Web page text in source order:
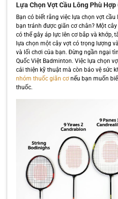
Lựa Chọn Vợt Cầu Lông Phù
Bạn có biết rằng việc lựa chọn vợt
bạn tránh được giãn cơ chân? Một
có thể gây áp lực lên cơ bắp và khớp,
lựa chọn một cây vợt có trọng lượng
và lối chơi của bạn. Đừng ngần ngại
Quốc Việt Badminton. Việc lựa chọn
cải thiện kỹ thuật mà còn bảo vệ sức
nhóm thuốc giãn cơnếu bạn muốn
thuốc.